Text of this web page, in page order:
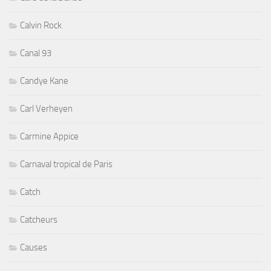
Calvin Rock
Canal 93
Candye Kane
Carl Verheyen
Carmine Appice
Carnaval tropical de Paris
Catch
Catcheurs
Causes